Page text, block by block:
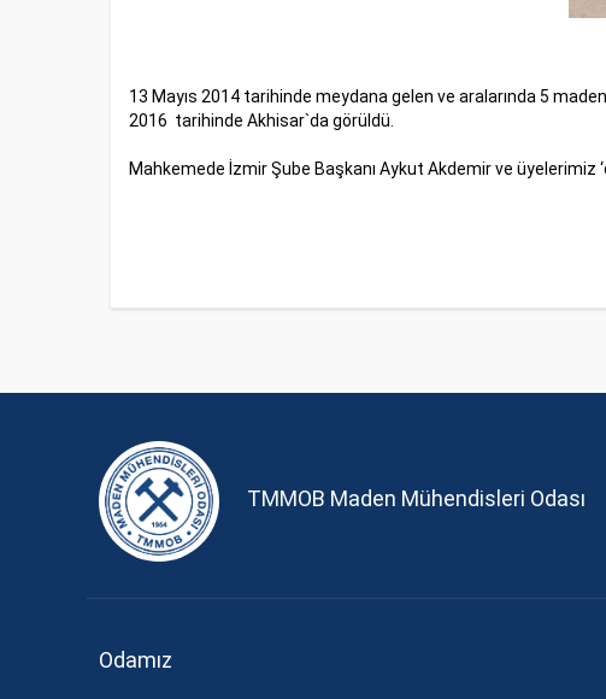
13 Mayıs 2014 tarihinde meydana gelen ve aralarında 5
2016 tarihinde Akhisar`da görüldü.
Mahkemede İzmir Şube Başkanı Aykut Akdemir ve üyelerimiz
TMMOB Maden Mühendisleri Odası
Odamız